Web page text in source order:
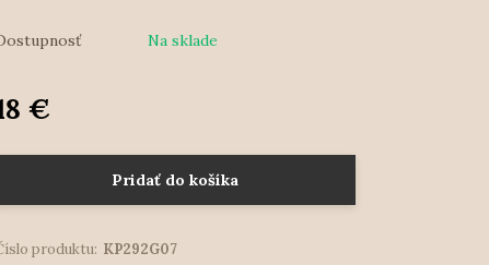
Na sklade
€
Pridať do košíka
produktu: KP292G07